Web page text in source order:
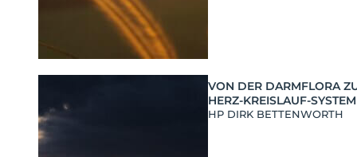
VON DER DARMFLORA
HERZ-KREISLAUF-SYSTEM
HP DIRK BETTENWORTH